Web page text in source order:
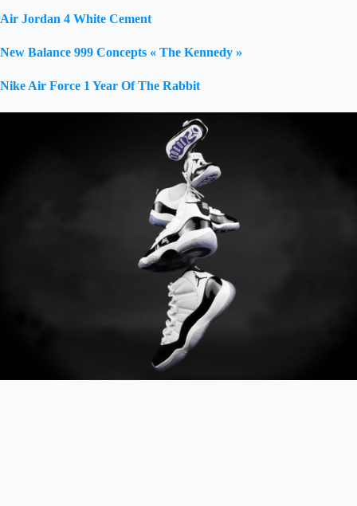
Air Jordan 4 White Cement
New Balance 999 Concepts « The Kennedy »
Nike Air Force 1 Year Of The Rabbit